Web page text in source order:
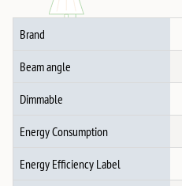
2*Gu10-
ФАСОНКА
IP20
10W
Brand
Beam angle
Dimmable
Energy Consumption
Energy Efficiency Label